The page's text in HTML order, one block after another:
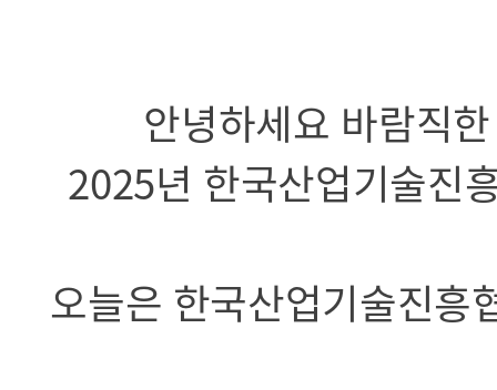
안녕하세요 바람직
2025년 한국산업기술진
오늘은 한국산업기술진흥